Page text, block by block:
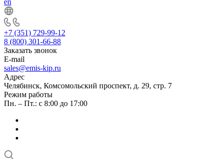
en
+7 (351) 729-99-12
8 (800) 301-66-88
Заказать звонок
E-mail
sales@emis-kip.ru
Адрес
Челябинск, Комсомольский проспект, д. 29, стр. 7
Режим работы
Пн. – Пт.: с 8:00 до 17:00